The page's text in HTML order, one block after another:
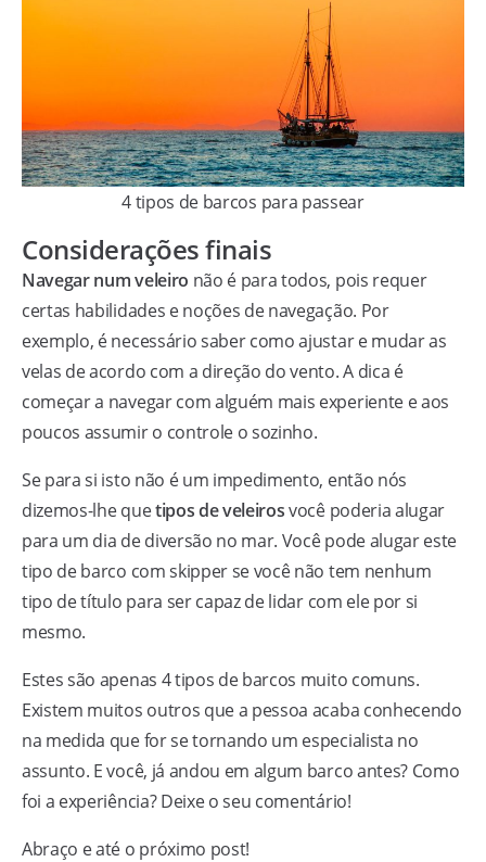
4 tipos de barcos para passear
Considerações finais
Navegar num veleiro não é para todos, pois requer
certas habilidades e noções de navegação. Por
exemplo, é necessário saber como ajustar e mudar as
velas de acordo com a direção do vento. A dica é
começar a navegar com alguém mais experiente e aos
poucos assumir o controle o sozinho.
Se para si isto não é um impedimento, então nós
dizemos-lhe quetipos de veleirosvocê poderia alugar
para um dia de diversão no mar. Você pode alugar este
tipo de barco com skipper se você não tem nenhum
tipo de título para ser capaz de lidar com ele por si
mesmo.
Estes são apenas 4 tipos de barcos muito comuns.
Existem muitos outros que a pessoa acaba conhecendo
na medida que for se tornando um especialista no
assunto. E você, já andou em algum barco antes? Como
foi a experiência? Deixe o seu comentário!
Abraço e até o próximo post!